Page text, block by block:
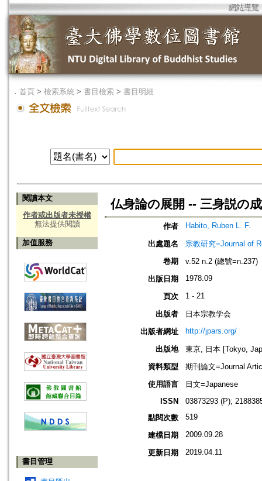
網站導覽
． 首頁 > 檢索系統 > 書目檢索 > 書目明細
閱讀本文
作者或出版者未授權
無法提供閱讀
加值服務
書目管理
仏身論の展開 -- 三身説の
作者 Habito, Ruben L. F.
出處題名
宗教研究=Journal of
卷期
v.52 n.2 (總號=n.237)
出版日期
1978.09
頁次 1 - 21
出版者
日本宗教学会
出版者網址
http://jpars.org/
出版地
東京, 日本 [Tokyo,
資料類型
期刊論文=Journal
使用語言
日文=Japanese
ISSN
03873293 (P);
點閱次數
519
建檔日期 2009.09.28
更新日期 2019.04.11